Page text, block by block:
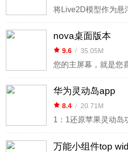
nova桌面版本
9.6 / 35.05M
您的主屏幕，就是您
华为灵动岛app
8.4 / 20.71M
1：1还原苹果灵动岛
万能小组件top